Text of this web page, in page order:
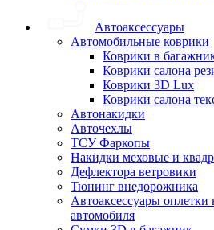
Автоаксессуары
Автомобильные коврики
Коврики в
Коврики салона
Коврики 3D Lux
Коврики салона
Автонакидки
Авточехлы
ТСУ Фаркопы
Накидки меховые и
Дефлектора ветровики
Тюнинг внедорожника
Автоаксессуары
автомобиля